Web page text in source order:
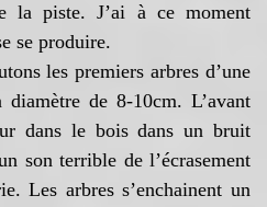
la piste. J’ai à ce moment
se produire.
les premiers arbres d’une
diamètre de 8-10cm. L’avant
dans le bois dans un bruit
son terrible de l’écrasement
Les arbres s’enchainent un